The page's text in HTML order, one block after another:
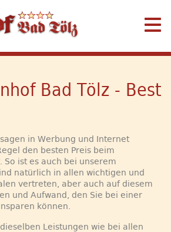
Bad Tölz - Best
in Werbung und Internet
den besten Preis beim
So ist es auch bei unserem
natürlich in allen wichtigen und
vertreten, aber auch auf diesem
und Aufwand, den Sie bei einer
können.
Leistungen wie bei allen